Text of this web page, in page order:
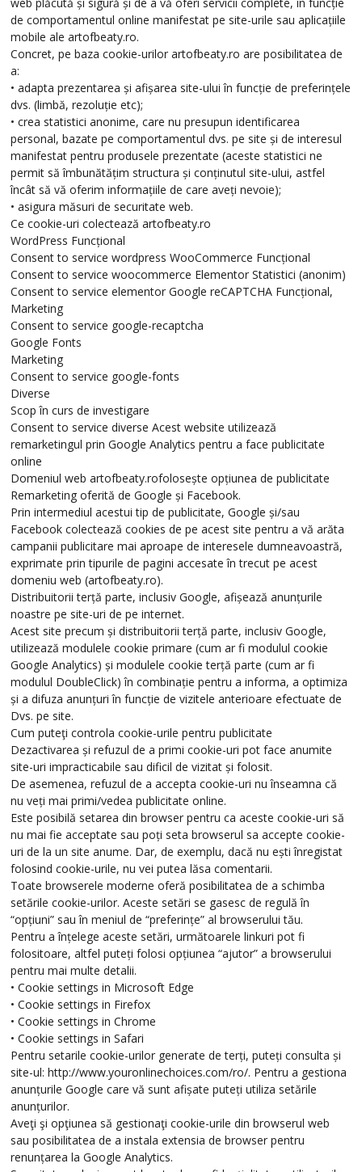
de comportamentul online manifestat pe site-urile sau aplicațiile
mobile ale artofbeaty.ro.
Concret, pe baza cookie-urilor artofbeaty.ro are posibilitatea de
a:
• adapta prezentarea și afișarea site-ului în funcție de preferințele
dvs. (limbă, rezoluție etc);
• crea statistici anonime, care nu presupun identificarea
personal, bazate pe comportamentul dvs. pe site și de interesul
manifestat pentru produsele prezentate (aceste statistici ne
permit să îmbunătățim structura și conținutul site-ului, astfel
încât să vă oferim informațiile de care aveți nevoie);
• asigura măsuri de securitate web.
Ce cookie-uri colectează artofbeaty.ro
WordPress Funcțional
Consent to service wordpress WooCommerce Funcțional
Consent to service woocommerce Elementor Statistici (anonim)
Consent to service elementor Google reCAPTCHA Funcțional,
Marketing
Consent to service google-recaptcha
Google Fonts
Marketing
Consent to service google-fonts
Diverse
Scop în curs de investigare
Consent to service diverse Acest website utilizează
remarketingul prin Google Analytics pentru a face publicitate
online
Domeniul web artofbeaty.rofolosește opțiunea de publicitate
Remarketing oferită de Google și Facebook.
Prin intermediul acestui tip de publicitate, Google și/sau
Facebook colectează cookies de pe acest site pentru a vă arăta
campanii publicitare mai aproape de interesele dumneavoastră,
exprimate prin tipurile de pagini accesate în trecut pe acest
domeniu web (artofbeaty.ro).
Distribuitorii terță parte, inclusiv Google, afișează anunțurile
noastre pe site-uri de pe internet.
Acest site precum și distribuitorii terță parte, inclusiv Google,
utilizează modulele cookie primare (cum ar fi modulul cookie
Google Analytics) și modulele cookie terță parte (cum ar fi
modulul DoubleClick) în combinație pentru a informa, a optimiza
și a difuza anunțuri în funcție de vizitele anterioare efectuate de
Dvs. pe site.
Cum puteţi controla cookie-urile pentru publicitate
Dezactivarea și refuzul de a primi cookie-uri pot face anumite
site-uri impracticabile sau dificil de vizitat și folosit.
De asemenea, refuzul de a accepta cookie-uri nu înseamna că
nu veți mai primi/vedea publicitate online.
Este posibilă setarea din browser pentru ca aceste cookie-uri să
nu mai fie acceptate sau poți seta browserul sa accepte cookie-
uri de la un site anume. Dar, de exemplu, dacă nu ești înregistat
folosind cookie-urile, nu vei putea lăsa comentarii.
Toate browserele moderne oferă posibilitatea de a schimba
setările cookie-urilor. Aceste setări se gasesc de regulă în
“opțiuni” sau în meniul de “preferințe” al browserului tău.
Pentru a înțelege aceste setări, următoarele linkuri pot fi
folositoare, altfel puteți folosi opțiunea “ajutor” a browserului
pentru mai multe detalii.
• Cookie settings in Microsoft Edge
• Cookie settings in Firefox
• Cookie settings in Chrome
• Cookie settings in Safari
Pentru setarile cookie-urilor generate de terți, puteți consulta și
site-ul: http://www.youronlinechoices.com/ro/. Pentru a gestiona
anunțurile Google care vă sunt afișate puteți utiliza setările
anunțurilor.
Aveţi şi opţiunea să gestionaţi cookie-urile din browserul web
sau posibilitatea de a instala extensia de browser pentru
renunțarea la Google Analytics.